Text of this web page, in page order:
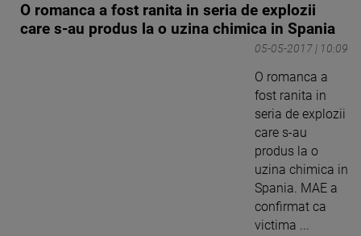
O romanca a fost ranita in seria de explozii
care s-au produs la o uzina chimica in Spania
05-05-2017 | 10:09
O romanca a
fost ranita in
seria de explozii
care s-au
produs la o
uzina chimica in
Spania. MAE a
confirmat ca
victima ...